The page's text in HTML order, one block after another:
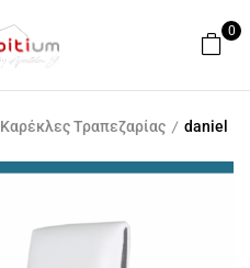
0
Καρέκλες Τραπεζαρίας daniel